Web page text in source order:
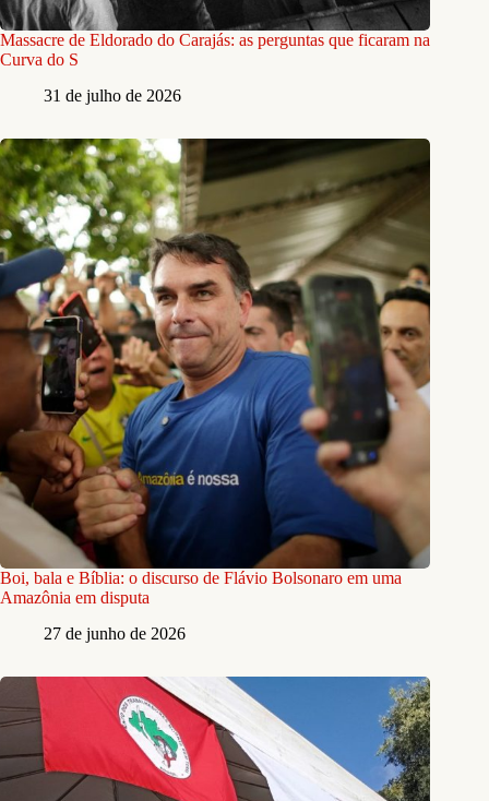
Massacre de Eldorado do Carajás: as perguntas que ficaram na
Curva do S
31 de julho de 2026
Boi, bala e Bíblia: o discurso de Flávio Bolsonaro em uma
Amazônia em disputa
27 de junho de 2026